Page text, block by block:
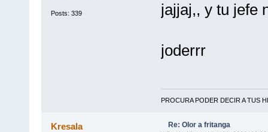
Posts: 339 jajjaj,, y tu jefe
joderrr
PROCURA PODER DECIR A TUS
Kresala Re: Olor a fritanga